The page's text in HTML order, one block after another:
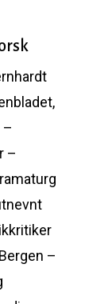
–
–
–